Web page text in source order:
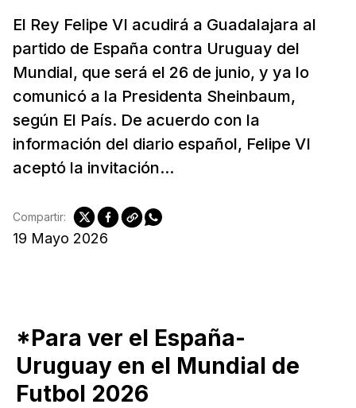
El Rey Felipe VI acudirá a Guadalajara al
partido de España contra Uruguay del
Mundial, que será el 26 de junio, y ya lo
comunicó a la Presidenta Sheinbaum,
según El País. De acuerdo con la
información del diario español, Felipe VI
aceptó la invitación...
19 Mayo 2026
Compartir:
*Para ver el España-
Uruguay en el Mundial de
Futbol 2026